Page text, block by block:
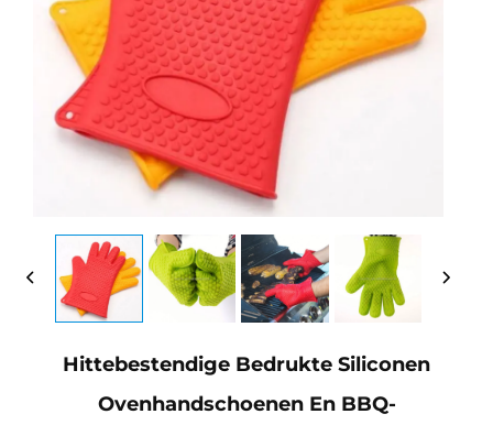
Hittebestendige Bedrukte Siliconen
Ovenhandschoenen En BBQ-